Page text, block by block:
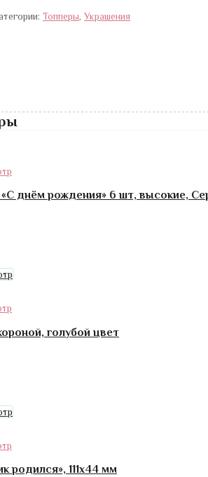
Топперы, Украшения
днём рождения» 6 шт, высокие,
голубой цвет
родился», 111х44 мм